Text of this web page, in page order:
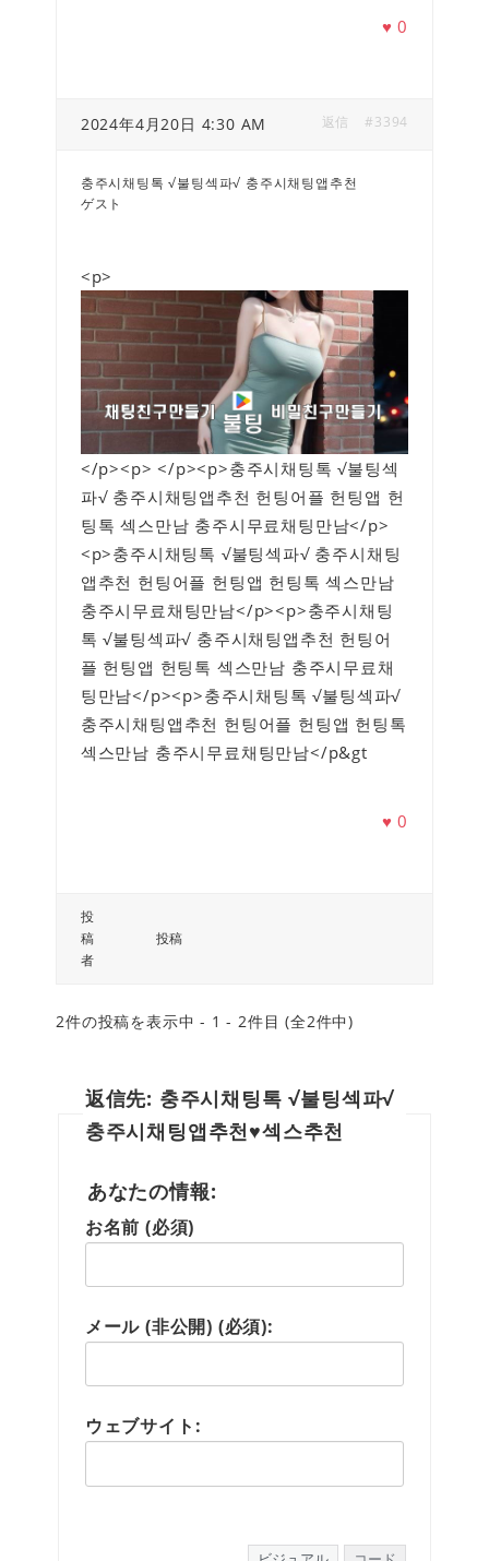
♥0
2024年4月20日 4:30 AM #3394
返信
충주시채팅톡 √불팅섹파√ 충주시채팅앱추천
ゲスト
<p>
</p><p> </p><p>충주시채팅톡 √불팅섹
파√ 충주시채팅앱추천 헌팅어플 헌팅앱 헌
팅톡 섹스만남 충주시무료채팅만남</p>
<p>충주시채팅톡 √불팅섹파√ 충주시채팅
앱추천 헌팅어플 헌팅앱 헌팅톡 섹스만남
충주시무료채팅만남</p><p>충주시채팅
톡 √불팅섹파√ 충주시채팅앱추천 헌팅어
플 헌팅앱 헌팅톡 섹스만남 충주시무료채
팅만남</p><p>충주시채팅톡 √불팅섹파√
충주시채팅앱추천 헌팅어플 헌팅앱 헌팅톡
섹스만남 충주시무료채팅만남</p&gt
♥0
投
稿
者
投稿
2件の投稿を表示中 - 1 - 2件目 (全2件中)
返信先: 충주시채팅톡 √불팅섹파√
충주시채팅앱추천♥섹스추천
あなたの情報:
お名前 (必須)
メール (非公開) (必須):
ウェブサイト: